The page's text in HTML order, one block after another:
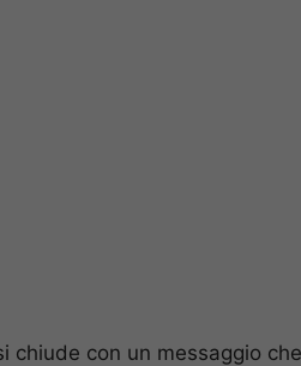
chiude con un messaggio